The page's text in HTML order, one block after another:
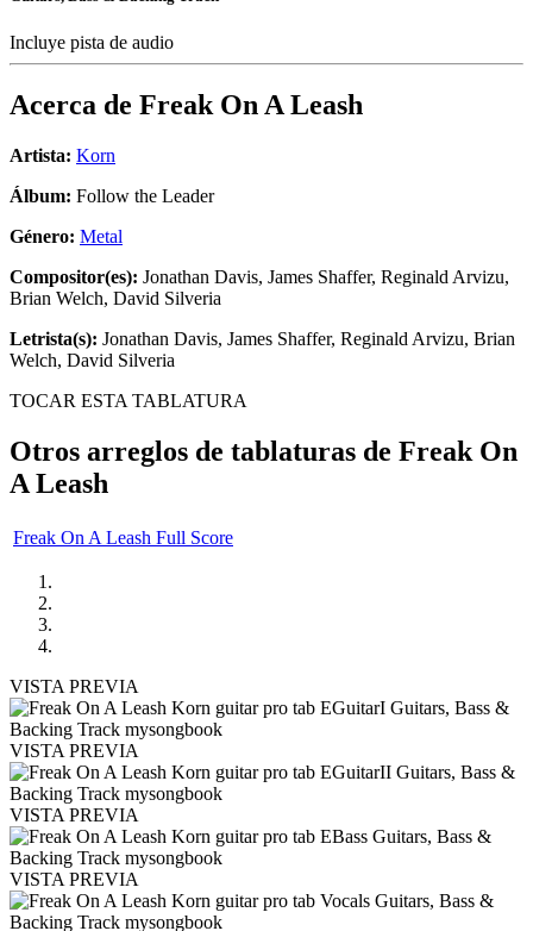
Incluye pista de audio
Acerca de Freak On A Leash
Artista: Korn
Álbum: Follow the Leader
Género: Metal
Compositor(es): Jonathan Davis, James Shaffer, Reginald Arvizu,
Brian Welch, David Silveria
Letrista(s): Jonathan Davis, James Shaffer, Reginald Arvizu, Brian
Welch, David Silveria
TOCAR ESTA TABLATURA
Otros arreglos de tablaturas de Freak On
A Leash
Freak On A Leash Full Score
VISTA PREVIA
VISTA PREVIA
VISTA PREVIA
VISTA PREVIA